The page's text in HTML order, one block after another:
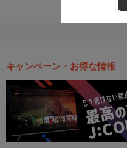
キャンペーン・お得な情報